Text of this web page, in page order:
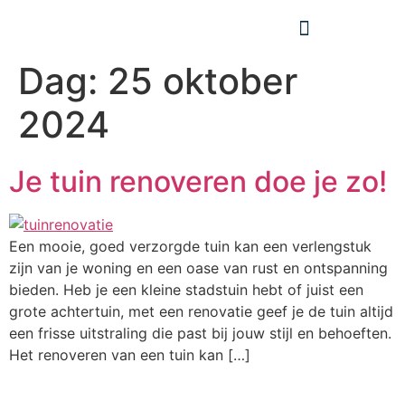
Dag: 25 oktober
2024
Je tuin renoveren doe je zo!
Een mooie, goed verzorgde tuin kan een verlengstuk
zijn van je woning en een oase van rust en ontspanning
bieden. Heb je een kleine stadstuin hebt of juist een
grote achtertuin, met een renovatie geef je de tuin altijd
een frisse uitstraling die past bij jouw stijl en behoeften.
Het renoveren van een tuin kan […]